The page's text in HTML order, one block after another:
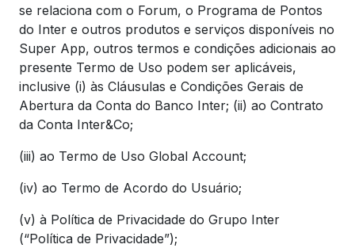
se relaciona com o Forum, o Programa de Pontos
do Inter e outros produtos e serviços disponíveis no
Super App, outros termos e condições adicionais ao
presente Termo de Uso podem ser aplicáveis,
inclusive (i) às Cláusulas e Condições Gerais de
Abertura da Conta do Banco Inter; (ii) ao Contrato
da Conta Inter&Co;
(iii) ao Termo de Uso Global Account;
(iv) ao Termo de Acordo do Usuário;
(v) à Política de Privacidade do Grupo Inter
(“Política de Privacidade”);